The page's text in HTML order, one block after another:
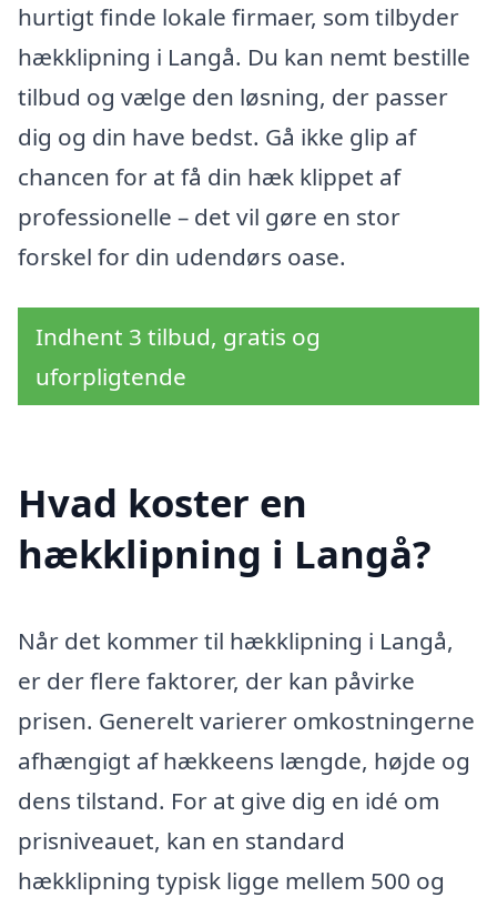
hurtigt finde lokale firmaer, som tilbyder
hækklipning i Langå. Du kan nemt bestille
tilbud og vælge den løsning, der passer
dig og din have bedst. Gå ikke glip af
chancen for at få din hæk klippet af
professionelle – det vil gøre en stor
forskel for din udendørs oase.
Indhent 3 tilbud, gratis og
uforpligtende
Hvad koster en
hækklipning i Langå?
Når det kommer til hækklipning i Langå,
er der flere faktorer, der kan påvirke
prisen. Generelt varierer omkostningerne
afhængigt af hækkeens længde, højde og
dens tilstand. For at give dig en idé om
prisniveauet, kan en standard
hækklipning typisk ligge mellem 500 og